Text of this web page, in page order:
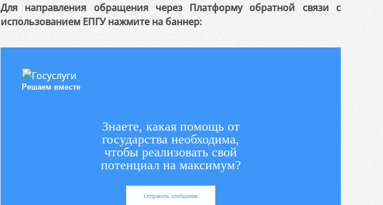
Для направления обращения через Платформу обратной связи с
использованием ЕПГУ нажмите на баннер:
Решаем вместе
Знаете, какая помощь от
государства необходима,
чтобы реализовать свой
потенциал на максимум?
Отправить сообщение